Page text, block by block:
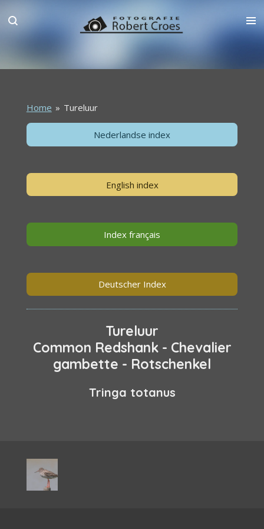
direct
Home » Tureluur
Nederlandse index
English index
Index français
Deutscher Index
Tureluur
Common Redshank - Chevalier
gambette - Rotschenkel
Tringa totanus